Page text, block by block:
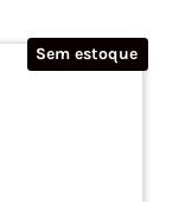
Sem estoque